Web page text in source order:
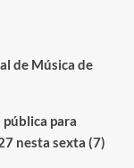
de Música de
para
nesta sexta (7)